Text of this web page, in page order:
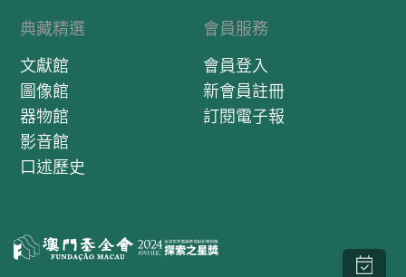
典藏精選
文獻館
圖像館
器物館
影音館
口述歷史
會員服務
會員登入
新會員註冊
訂閱電子報